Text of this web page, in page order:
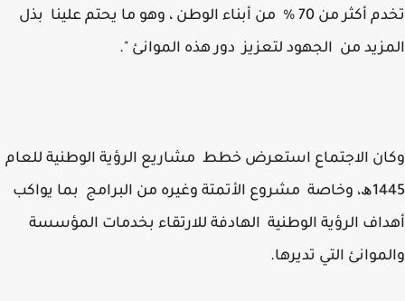
تخدم أكثر من 70 % من أبناء الوطن ، وهو ما يحتم علينا بذل
من الجهود لتعزيز دور هذه الموانئ ".
الاجتماع استعرض خطط مشاريع الرؤية الوطنية للعام
1445ھ، وخاصة مشروع الأتمتة وغيره من البرامج بما يواكب
الرؤية الوطنية الهادفة للارتقاء بخدمات المؤسسة
التي تديرها.